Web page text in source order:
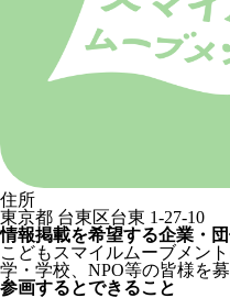
住所
東京都 台東区台東 1-27-10
情報掲載を希望する企業・
こどもスマイルムーブメン
学・学校、NPO等の皆様を
参画するとできること